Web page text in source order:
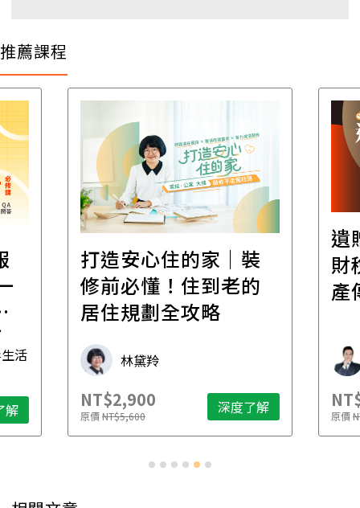
推薦課程
活
解
打造安心住的家｜裝
修前必懂！住到老的
居住規劃全攻略
林黛羚
NT$2,900
原價NT$5,600 深度了解
遺
財
產
原價